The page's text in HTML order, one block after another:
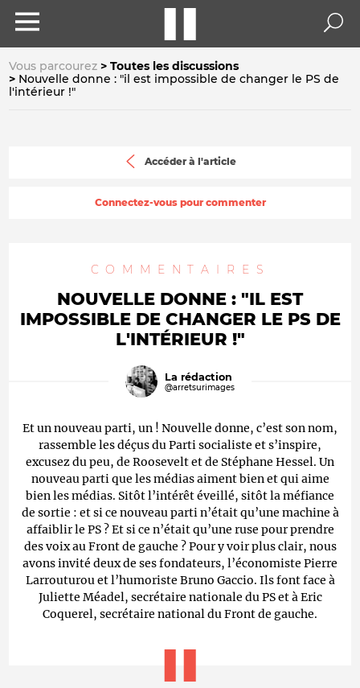
Vous parcourez
Toutes les discussions
Nouvelle donne : "il est impossible de changer le PS de
l'intérieur !"
Accéder à l'article
Connectez-vous pour commenter
COMMENTAIRES
NOUVELLE DONNE : "IL EST
IMPOSSIBLE DE CHANGER LE PS DE
L'INTÉRIEUR !"
La rédaction
@arretsurimages
Et un nouveau parti, un ! Nouvelle donne, c’est son nom,
rassemble les déçus du Parti socialiste et s’inspire,
excusez du peu, de Roosevelt et de Stéphane Hessel. Un
nouveau parti que les médias aiment bien et qui aime
bien les médias. Sitôt l’intérêt éveillé, sitôt la méfiance
de sortie : et si ce nouveau parti n’était qu’une machine à
affaiblir le PS ? Et si ce n’était qu’une ruse pour prendre
des voix au Front de gauche ? Pour y voir plus clair, nous
avons invité deux de ses fondateurs, l’économiste Pierre
Larrouturou et l’humoriste Bruno Gaccio. Ils font face à
Juliette Méadel, secrétaire nationale du PS et à Eric
Coquerel, secrétaire national du Front de gauche.